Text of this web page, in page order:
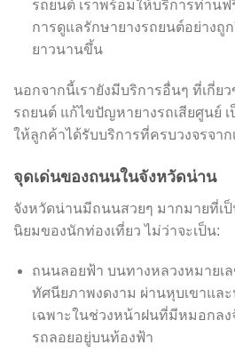
รถยนต์ เราพร้อมให้บริการท่าน
การดูแลรักษายางรถยนต์อย่างถู
ยาวนานขึ้น
นอกจากนี้เรายังมีบริการอื่นๆ ที่เกี่ย
รถยนต์ แก้ไขปัญหายางรถเสียศูนย์ เ
ให้ลูกค้าได้รับบริการที่ครบวงจรจาก
จุดเด่นของถนนในจังหวัดน่าน
จังหวัดน่านมีถนนสวยๆ มากมายที่เ
นิยมของนักท่องเที่ยว ไม่ว่าจะเป็น:
ถนนลอยฟ้า บนทางหลวงหมายเ
ทัศนียภาพงดงาม ผ่านหุบเขาแล
เฉพาะในช่วงหน้าฝนที่มีหมอกล
รถลอยอยู่บนท้องฟ้า